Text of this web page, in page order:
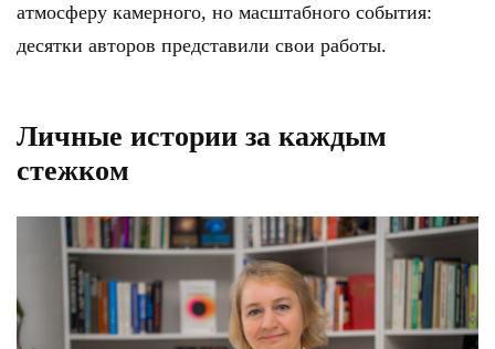
атмосферу камерного, но масштабного события:
десятки авторов представили свои работы.
Личные истории за каждым
стежком